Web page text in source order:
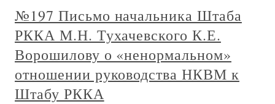
№197 Письмо начальника Штаба
РККА М.Н. Тухачевского К.Е.
Ворошилову о «ненормальном»
отношении руководства НКВМ к
Штабу РККА